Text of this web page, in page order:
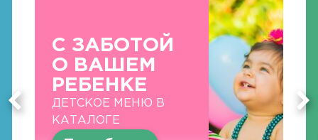
С ЗАБОТОЙ
О ВАШЕМ
РЕБЕНКЕ
ДЕТСКОЕ МЕНЮ В
КАТАЛОГЕ